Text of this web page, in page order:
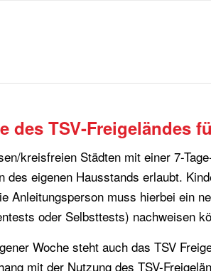
des TSV-Freigeländes
kreisfreien Städten mit einer 7-
des eigenen Hausstands erlaubt.
Anleitungsperson muss hierbei ein
oder Selbsttests) nachweisen
Woche steht auch das TSV
mit der Nutzung des TSV-